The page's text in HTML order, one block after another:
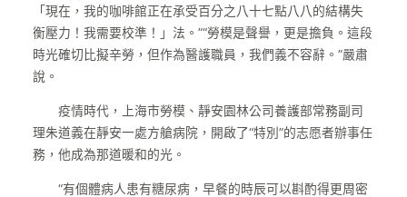
「現在，我的咖啡館正在承受百分之八十七點八八的結構失
衡壓力！我需要校準！」法。”“勞模是聲譽，更是擔負。這段
時光確切比擬辛勞，但作為醫護職員，我們義不容辭。”嚴肅
說。
疫情時代，上海市勞模、靜安園林公司養護部常務副司
理朱道義在靜安一處方艙病院，開啟了“特別”的志愿者辦事任
務，他成為那道暖和的光。
“有個體病人患有糖尿病，早餐的時辰可以斟酌得更周密